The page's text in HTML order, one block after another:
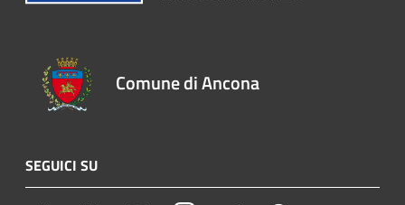
Comune di Ancona
SEGUICI SU